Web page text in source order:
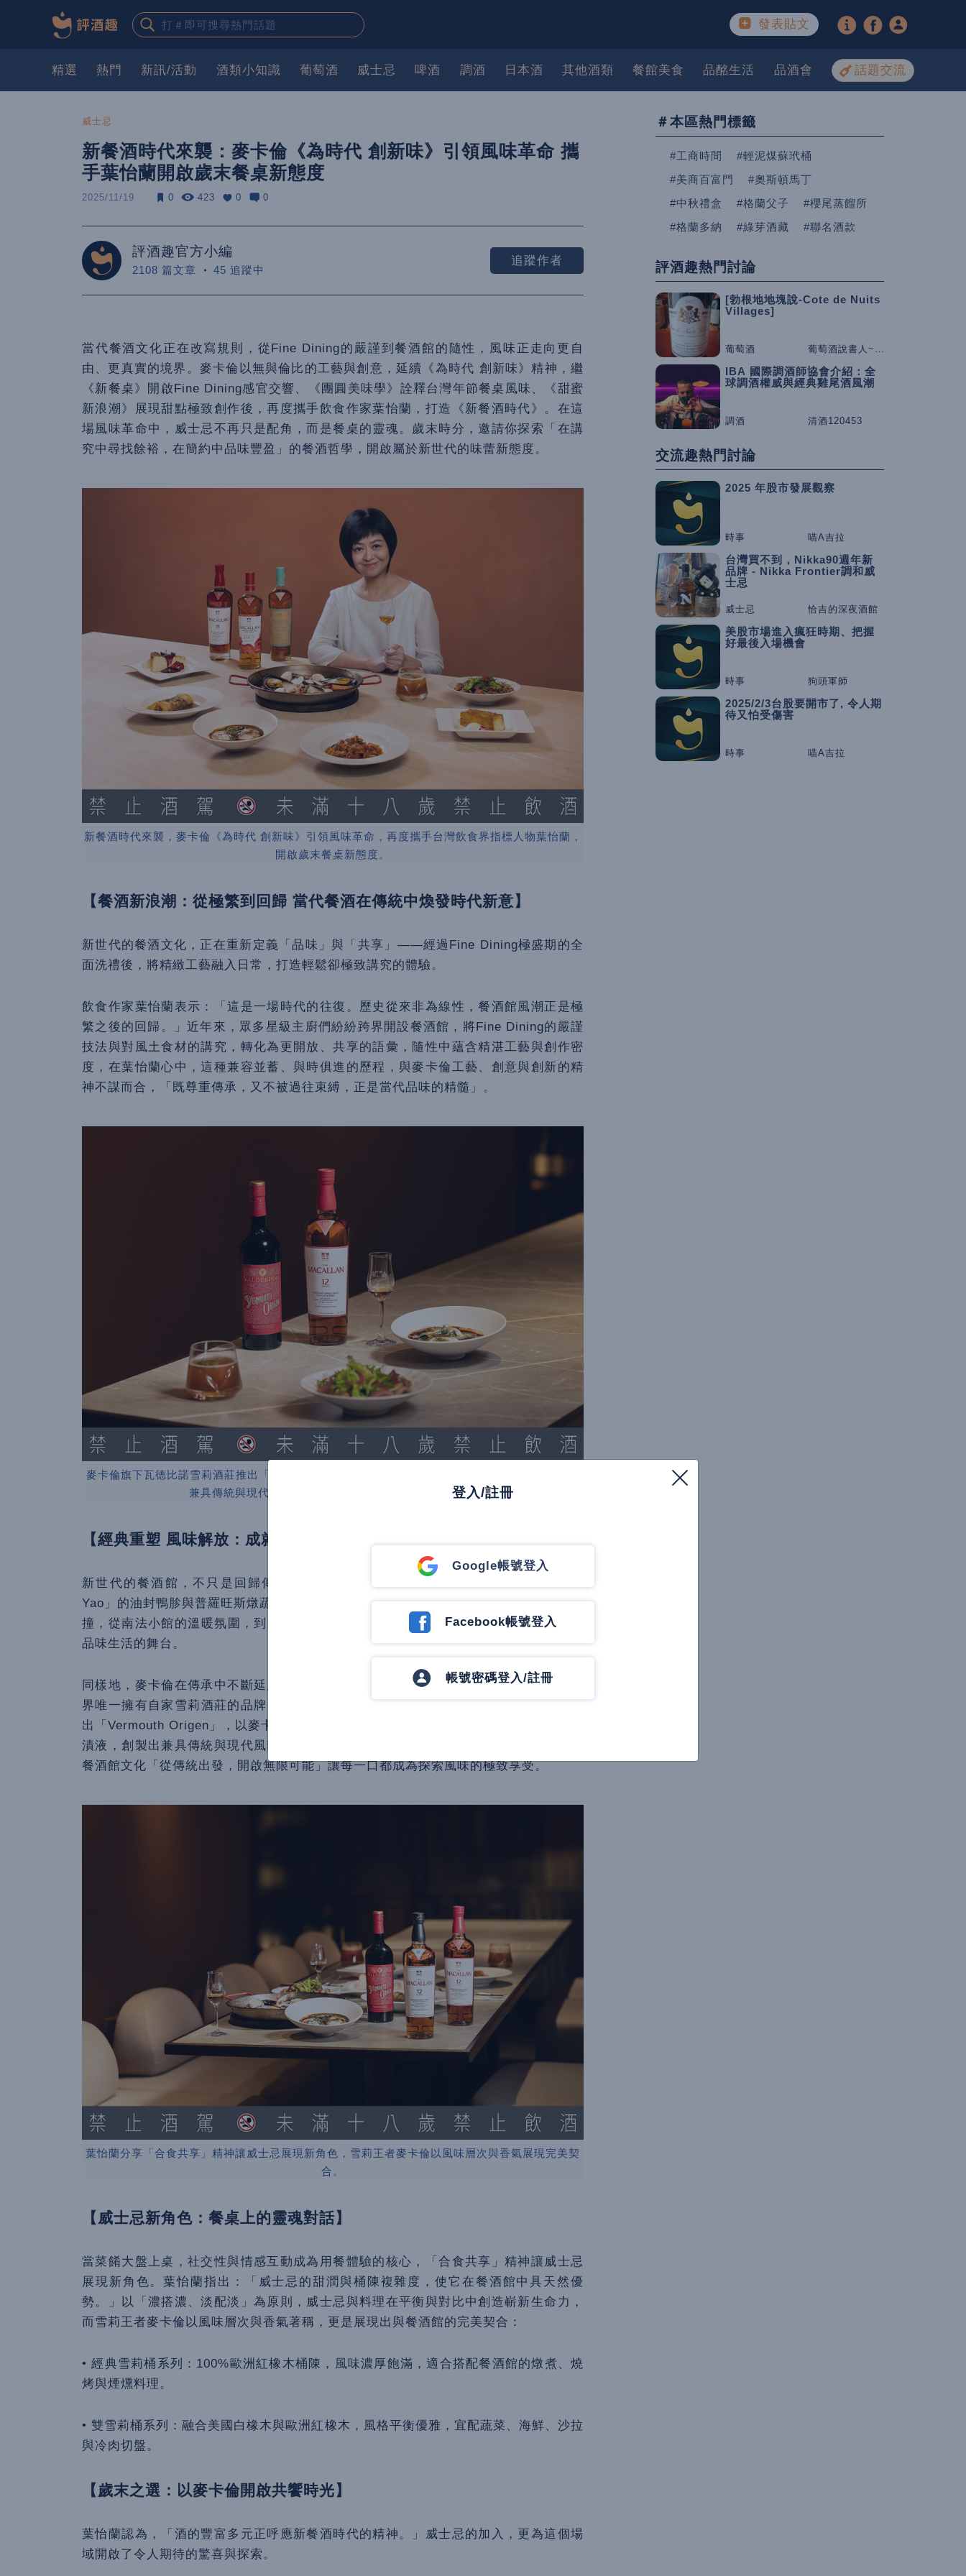
發表貼文
精選 熱門 新訊/活動 酒類小知識 葡萄酒 威士忌 啤酒 調酒 日本酒 其他酒類 餐館美食 品酩生活 品酒會 話題交流
威士忌
新餐酒時代來襲：麥卡倫《為時代 創新味》引領風味革命 攜
手葉怡蘭開啟歲末餐桌新態度
2025/11/19 0 423 0 0
評酒趣官方小編
2108 篇文章 45 追蹤中
追蹤作者
當代餐酒文化正在改寫規則，從Fine Dining的嚴謹到餐酒館的隨性，風味正走向更自
由、更真實的境界。麥卡倫以無與倫比的工藝與創意，延續《為時代 創新味》精神，繼
《新餐桌》開啟Fine Dining感官交響、《團圓美味學》詮釋台灣年節餐桌風味、《甜蜜
新浪潮》展現甜點極致創作後，再度攜手飲食作家葉怡蘭，打造《新餐酒時代》。在這
場風味革命中，威士忌不再只是配角，而是餐桌的靈魂。歲末時分，邀請你探索「在講
究中尋找餘裕，在簡約中品味豐盈」的餐酒哲學，開啟屬於新世代的味蕾新態度。
新餐酒時代來襲，麥卡倫《為時代 創新味》引領風味革命，再度攜手台灣飲食界指標人物葉怡蘭，
開啟歲末餐桌新態度。
【餐酒新浪潮：從極繁到回歸 當代餐酒在傳統中煥發時代新意】
新世代的餐酒文化，正在重新定義「品味」與「共享」——經過Fine Dining極盛期的全
面洗禮後，將精緻工藝融入日常，打造輕鬆卻極致講究的體驗。
飲食作家葉怡蘭表示：「這是一場時代的往復。歷史從來非為線性，餐酒館風潮正是極
繁之後的回歸。」近年來，眾多星級主廚們紛紛跨界開設餐酒館，將Fine Dining的嚴謹
技法與對風土食材的講究，轉化為更開放、共享的語彙，隨性中蘊含精湛工藝與創作密
度，在葉怡蘭心中，這種兼容並蓄、與時俱進的歷程，與麥卡倫工藝、創意與創新的精
神不謀而合，「既尊重傳承，又不被過往束縛，正是當代品味的精髓」。
麥卡倫旗下瓦德比諾雪莉酒莊推出「Vermouth Origen」香艾酒，以麥卡倫初次橡木桶潤養而成，
兼具傳統與現代風韻，精彩體現從工藝延展出的創造力。
【經典重塑 風味解放：成就當代風味的無限可能】
新世代的餐酒館，不只是回歸傳統，而是在經典中創造驚喜。比方「Encore Là par
Yao」的油封鴨胗與普羅旺斯燉蔬菜，將熟悉菜色轉化為新潮體驗。空間設計更是風格碰
撞，從南法小館的溫暖氛圍，到ORIGEN純正西班牙餐廳的前衛美學，餐酒館躍然成為
品味生活的舞台。
同樣地，麥卡倫在傳承中不斷延展工藝邊界，不僅完整掌握雪莉橡木桶供應鏈，更是業
界唯一擁有自家雪莉酒莊的品牌，旗下被譽為「雪莉酒界羅曼尼康帝」的Valdespino推
出「Vermouth Origen」，以麥卡倫Virgin Oak潤桶雪莉酒為基底，依循古法加入植物浸
漬液，創製出兼具傳統與現代風韻的香艾酒，精彩體現從工藝延展出的創造力，也呼應
餐酒館文化「從傳統出發，開啟無限可能」讓每一口都成為探索風味的極致享受。
葉怡蘭分享「合食共享」精神讓威士忌展現新角色，雪莉王者麥卡倫以風味層次與香氣展現完美契
合。
【威士忌新角色：餐桌上的靈魂對話】
當菜餚大盤上桌，社交性與情感互動成為用餐體驗的核心，「合食共享」精神讓威士忌
展現新角色。葉怡蘭指出：「威士忌的甜潤與桶陳複雜度，使它在餐酒館中具天然優
勢。」以「濃搭濃、淡配淡」為原則，威士忌與料理在平衡與對比中創造嶄新生命力，
而雪莉王者麥卡倫以風味層次與香氣著稱，更是展現出與餐酒館的完美契合：
• 經典雪莉桶系列：100%歐洲紅橡木桶陳，風味濃厚飽滿，適合搭配餐酒館的燉煮、燒
烤與煙燻料理。
• 雙雪莉桶系列：融合美國白橡木與歐洲紅橡木，風格平衡優雅，宜配蔬菜、海鮮、沙拉
與冷肉切盤。
【歲末之選：以麥卡倫開啟共饗時光】
葉怡蘭認為，「酒的豐富多元正呼應新餐酒時代的精神。」威士忌的加入，更為這個場
域開啟了令人期待的驚喜與探索。
＃本區熱門標籤
#工商時間
#輕泥煤蘇玳桶
#美商百富門
#奧斯頓馬丁
#中秋禮盒
#格蘭父子
#櫻尾蒸餾所
#格蘭多納
#綠芽酒藏 #聯名酒款
評酒趣熱門討論
[勃根地地塊說-Cote de Nuits
Villages]
葡萄酒 葡萄酒說書人~咕嚕桑
IBA 國際調酒師協會介紹：全
球調酒權威與經典雞尾酒風潮
調酒 清酒120453
交流趣熱門討論
2025 年股市發展觀察
時事 喵A吉拉
台灣買不到，Nikka90週年新
品牌 - Nikka Frontier調和威
士忌
威士忌 恰吉的深夜酒館
美股市場進入瘋狂時期、把握
好最後入場機會
時事 狗頭軍師
2025/2/3台股要開市了, 令人期
待又怕受傷害
時事 喵A吉拉
登入/註冊
Google帳號登入
Facebook帳號登入
帳號密碼登入/註冊